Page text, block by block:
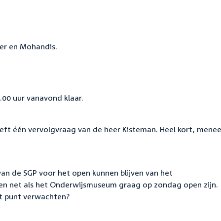
en Mohandis.
uur vanavond klaar.
één vervolgvraag van de heer Kisteman. Heel kort,
de SGP voor het open kunnen blijven van het
net als het Onderwijsmuseum graag op zondag open zijn.
punt verwachten?